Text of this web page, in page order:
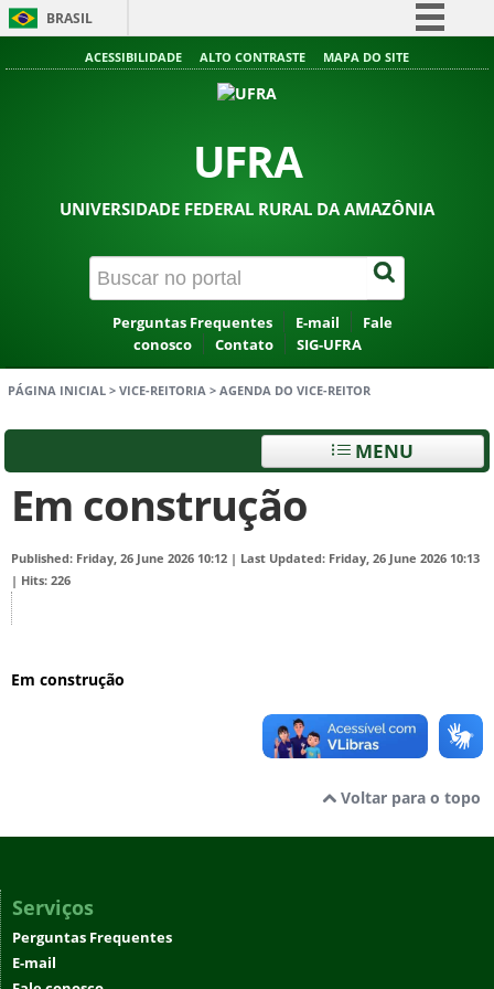
BRASIL
Simplifique!
Acesso à informação
ACESSIBILIDADE ALTO CONTRASTE MAPA DO SITE
UFRA
UNIVERSIDADE FEDERAL RURAL DA AMAZÔNIA
Perguntas Frequentes E-mail
Fale
conosco
Contato SIG-UFRA
PÁGINA INICIAL > VICE-REITORIA > AGENDA DO VICE-REITOR
MENU
Em construção
Published: Friday, 26 June 2026 10:12 | Last Updated: Friday, 26 June 2026 10:13
| Hits: 226
Em construção
Voltar para o topo
Serviços
Perguntas Frequentes
E-mail